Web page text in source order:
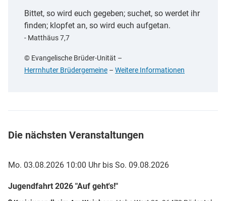
Bittet, so wird euch gegeben; suchet, so werdet ihr
finden; klopfet an, so wird euch aufgetan.
- Matthäus 7,7
© Evangelische Brüder-Unität –
Herrnhuter Brüdergemeine – Weitere Informationen
Die nächsten Veranstaltungen
Mo. 03.08.2026 10:00 Uhr bis So. 09.08.2026
Jugendfahrt 2026 "Auf geht's!"